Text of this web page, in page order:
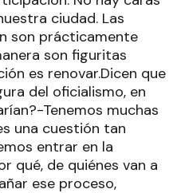
ciudad. Las
son prácticamente
son figuritas
es renovar.Dicen que
del oficialismo, en
Tenemos muchas
una cuestión tan
entrar en la
qué, de quiénes van a
ese proceso,